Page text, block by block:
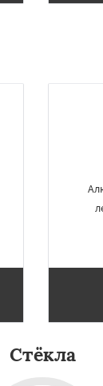
Стёкла